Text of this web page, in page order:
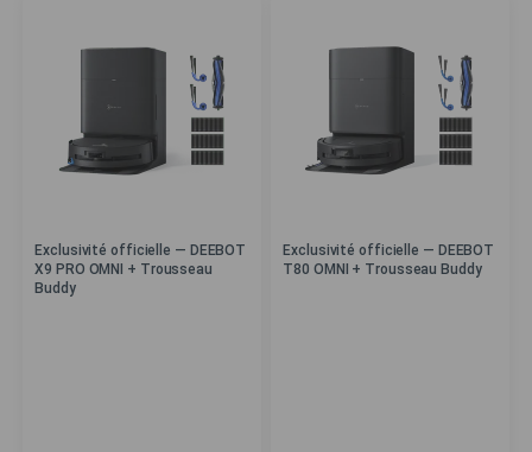
Exclusivité officielle — DEEBOT
X9 PRO OMNI + Trousseau
Buddy
Exclusivité officielle — DEEBOT
T80 OMNI + Trousseau Buddy